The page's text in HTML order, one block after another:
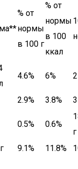
% от
нормы
в 100 г
% от
нормы
в 100
ккал
4.6% 6%
2.9% 3.8%
0.5% 0.6%
г
9.1% 11.8%